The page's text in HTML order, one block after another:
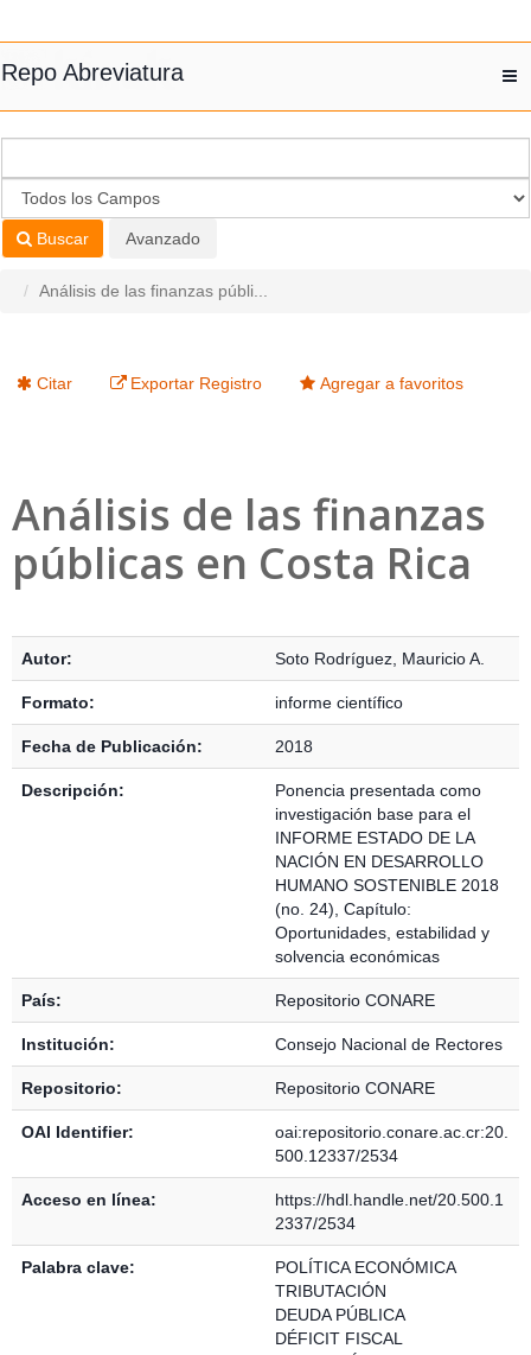
Repo Abreviatura
Buscar Avanzado
Análisis de las finanzas públi...
Citar Exportar Registro Agregar a favoritos
Análisis de las finanzas
públicas en Costa Rica
Autor: Soto Rodríguez, Mauricio A.
Formato: informe científico
Fecha de Publicación: 2018
Descripción:
Ponencia presentada como
investigación base para el
INFORME ESTADO DE LA
NACIÓN EN DESARROLLO
HUMANO SOSTENIBLE 2018
(no. 24), Capítulo:
Oportunidades, estabilidad y
solvencia económicas
País: Repositorio CONARE
Institución: Consejo Nacional de Rectores
Repositorio: Repositorio CONARE
OAI Identifier:
oai:repositorio.conare.ac.cr:20.
500.12337/2534
Acceso en línea:
https://hdl.handle.net/20.500.1
2337/2534
Palabra clave:
POLÍTICA ECONÓMICA
TRIBUTACIÓN
DEUDA PÚBLICA
DÉFICIT FISCAL